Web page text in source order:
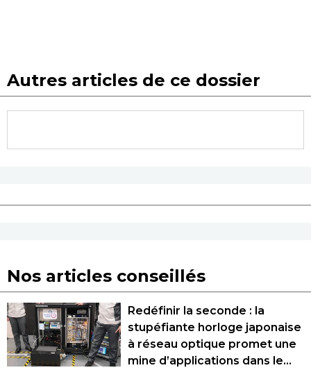
Autres articles de ce dossier
Nos articles conseillés
Redéfinir la seconde : la
stupéfiante horloge japonaise
à réseau optique promet une
mine d’applications dans le